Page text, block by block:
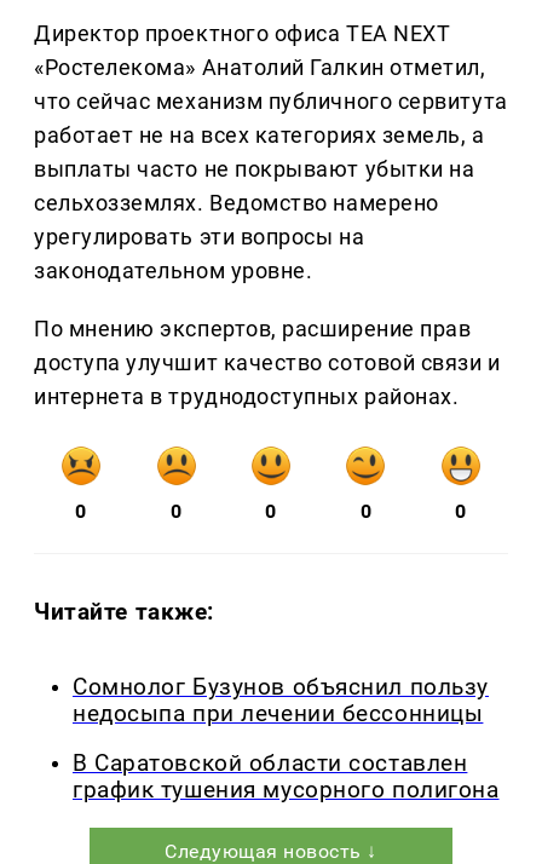
Директор проектного офиса TEA NEXT
«Ростелекома» Анатолий Галкин отметил,
что сейчас механизм публичного сервитута
работает не на всех категориях земель, а
выплаты часто не покрывают убытки на
сельхозземлях. Ведомство намерено
урегулировать эти вопросы на
законодательном уровне.
По мнению экспертов, расширение прав
доступа улучшит качество сотовой связи и
интернета в труднодоступных районах.
0 0 0 0 0
Читайте также:
Сомнолог Бузунов объяснил пользу
недосыпа при лечении бессонницы
В Саратовской области составлен
график тушения мусорного полигона
Следующая новость ↓